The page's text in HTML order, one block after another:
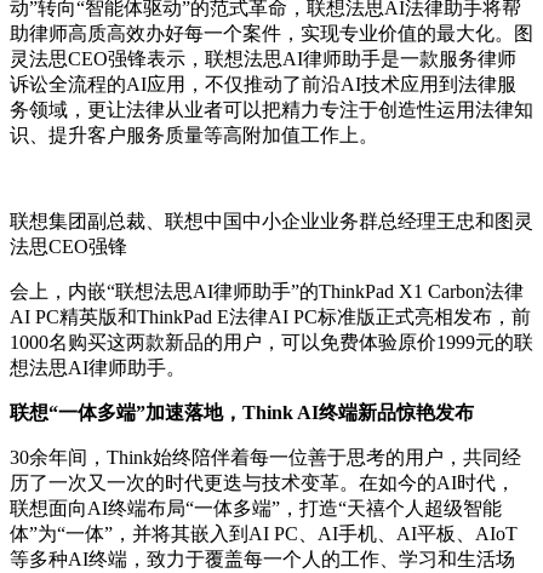
动”转向“智能体驱动”的范式革命，联想法思AI法律助手将帮
助律师高质高效办好每一个案件，实现专业价值的最大化。图
灵法思CEO强锋表示，联想法思AI律师助手是一款服务律师
诉讼全流程的AI应用，不仅推动了前沿AI技术应用到法律服
务领域，更让法律从业者可以把精力专注于创造性运用法律知
识、提升客户服务质量等高附加值工作上。
联想集团副总裁、联想中国中小企业业务群总经理王忠和图灵
法思CEO强锋
会上，内嵌“联想法思AI律师助手”的ThinkPad X1 Carbon法律
AI PC精英版和ThinkPad E法律AI PC标准版正式亮相发布，前
1000名购买这两款新品的用户，可以免费体验原价1999元的联
想法思AI律师助手。
联想“一体多端”加速落地，Think AI终端新品惊艳发布
30余年间，Think始终陪伴着每一位善于思考的用户，共同经
历了一次又一次的时代更迭与技术变革。在如今的AI时代，
联想面向AI终端布局“一体多端”，打造“天禧个人超级智能
体”为“一体”，并将其嵌入到AI PC、AI手机、AI平板、AIoT
等多种AI终端，致力于覆盖每一个人的工作、学习和生活场